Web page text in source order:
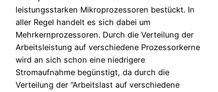
leistungsstarken Mikroprozessoren bestückt. In
aller Regel handelt es sich dabei um
Mehrkernprozessoren. Durch die Verteilung der
Arbeitsleistung auf verschiedene Prozessorkerne
wird an sich schon eine niedrigere
Stromaufnahme begünstigt, da durch die
Verteilung der “Arbeitslast auf verschiedene